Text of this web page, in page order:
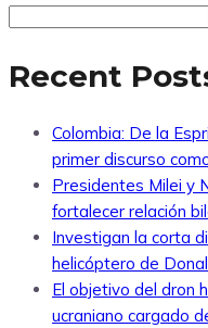
Recent
Colombia: De la
primer discurso
Presidentes Milei y
fortalecer relación
Investigan la corta
helicóptero de
El objetivo del dron
ucraniano cargado